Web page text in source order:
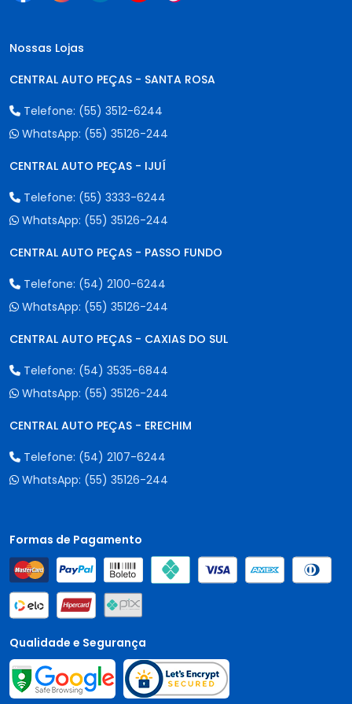
Nossas Lojas
CENTRAL AUTO PEÇAS - SANTA ROSA
Telefone: (55) 3512-6244
WhatsApp: (55) 35126-244
CENTRAL AUTO PEÇAS - IJUÍ
Telefone: (55) 3333-6244
WhatsApp: (55) 35126-244
CENTRAL AUTO PEÇAS - PASSO FUNDO
Telefone: (54) 2100-6244
WhatsApp: (55) 35126-244
CENTRAL AUTO PEÇAS - CAXIAS DO SUL
Telefone: (54) 3535-6844
WhatsApp: (55) 35126-244
CENTRAL AUTO PEÇAS - ERECHIM
Telefone: (54) 2107-6244
WhatsApp: (55) 35126-244
Formas de Pagamento
Qualidade e Segurança